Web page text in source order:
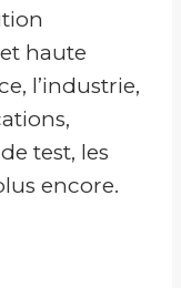
haute
l’industrie,
test, les
encore.